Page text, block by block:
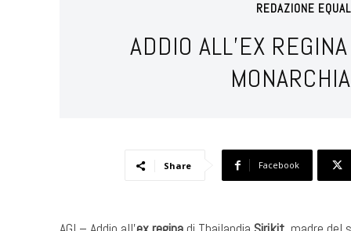
REDAZIONE
ADDIO ALL’EX
Share Facebook